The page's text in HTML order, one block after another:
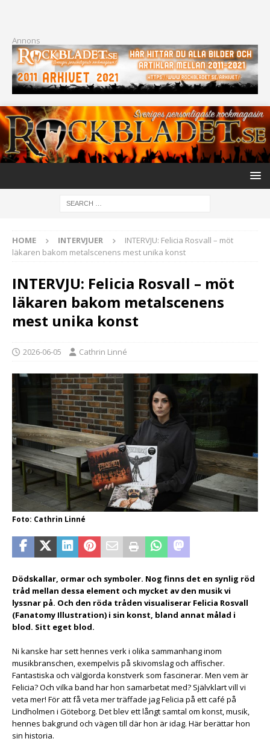
Annons
HOME INTERVJUER
INTERVJU: Felicia Rosvall – möt
läkaren bakom metalscenens mest unika konst
INTERVJU: Felicia Rosvall – möt
läkaren bakom metalscenens
mest unika konst
2026-06-05 Cathrin Linné
Foto: Cathrin Linné
Dödskallar, ormar och symboler. Nog finns det en synlig röd
tråd mellan dessa element och mycket av den musik vi
lyssnar på. Och den röda tråden visualiserar Felicia Rosvall
(Fanatomy Illustration) i sin konst, bland annat målad i
blod. Sitt eget blod.
Ni kanske har sett hennes verk i olika sammanhang inom
musikbranschen, exempelvis på skivomslag och affischer.
Fantastiska och välgjorda konstverk som fascinerar. Men vem är
Felicia? Och vilka band har hon samarbetat med? Självklart vill vi
veta mer! För att få veta mer träffade jag Felicia på ett café på
Lindholmen i Göteborg. Det blev ett långt samtal om konst, musik,
hennes bakgrund och vägen till där hon är idag. Här berättar hon
sin historia.